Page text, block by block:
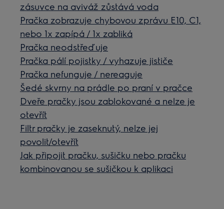
zásuvce na aviváž zůstává voda
Pračka zobrazuje chybovou zprávu E10, C1,
nebo 1x zapípá / 1x zabliká
Pračka neodstřeďuje
Pračka pálí pojistky / vyhazuje jističe
Pračka nefunguje / nereaguje
Šedé skvrny na prádle po praní v pračce
Dveře pračky jsou zablokované a nelze je
otevřít
Filtr pračky je zaseknutý, nelze jej
povolit/otevřít
Jak připojit pračku, sušičku nebo pračku
kombinovanou se sušičkou k aplikaci